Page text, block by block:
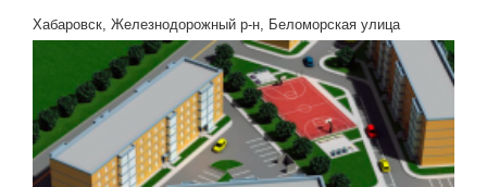
Хабаровск, Железнодорожный р-н, Беломорская улица